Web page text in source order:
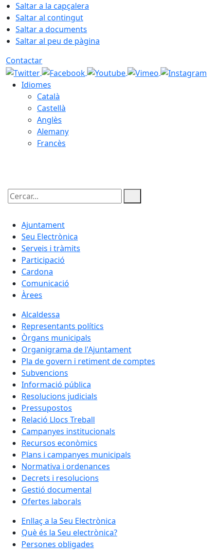
Saltar a la capçalera
Saltar al contingut
Saltar a documents
Saltar al peu de pàgina
Contactar
Idiomes
Català
Castellà
Anglès
Alemany
Francès
Cercar:
Ajuntament
Seu Electrònica
Serveis i tràmits
Participació
Cardona
Comunicació
Àrees
Alcaldessa
Representants polítics
Òrgans municipals
Organigrama de l'Ajuntament
Pla de govern i retiment de comptes
Subvencions
Informació pública
Resolucions judicials
Pressupostos
Relació Llocs Treball
Campanyes institucionals
Recursos econòmics
Plans i campanyes municipals
Normativa i ordenances
Decrets i resolucions
Gestió documental
Ofertes laborals
Enllaç a la Seu Electrònica
Què és la Seu electrònica?
Persones obligades